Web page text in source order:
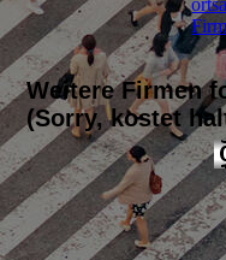
Weitere Firmen
(Sorry, kostet